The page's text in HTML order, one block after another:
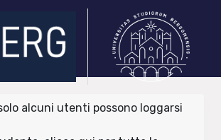
alcuni utenti possono loggarsi